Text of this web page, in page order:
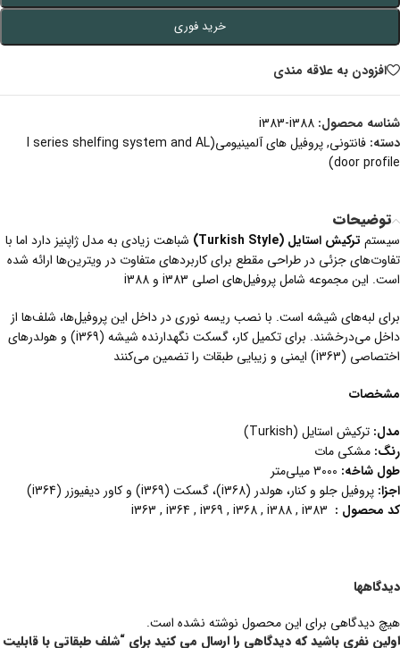
خرید فوری
افزودن به علاقه مندی
شناسه محصول: i383-i388
دسته: فانتونی,
پروفیل های آلمینیومی(I series shelfing system and AL
door profile)
توضیحات
سیستم ترکیش استایل (Turkish Style)
شباهت زیادی به مدل ژاپنیز دارد اما با
تفاوت‌های جزئی در طراحی مقطع برای کاربردهای متفاوت در ویترین‌ها ارائه شده
است. این مجموعه شامل پروفیل‌های اصلی i383 و i388
برای لبه‌های شیشه است. با نصب ریسه نوری در داخل این پروفیل‌ها، شلف‌ها از
داخل می‌درخشند. برای تکمیل کار، گسکت نگهدارنده شیشه (i369) و هولدرهای
اختصاصی (i363) ایمنی و زیبایی طبقات را تضمین می‌کنند
مشخصات
مدل: ترکیش استایل (Turkish)
رنگ: مشکی مات
طول شاخه:
اجزا: پروفیل جلو و کنار، هولدر (i368)، گسکت (i369) و کاور دیفیوزر (i364)
کد محصول :
دیدگاهها
هیچ دیدگاهی برای این محصول نوشته نشده است.
اولین نفری باشید که دیدگاهی را ارسال می کنید برای “شلف طبقاتی با قابلیت